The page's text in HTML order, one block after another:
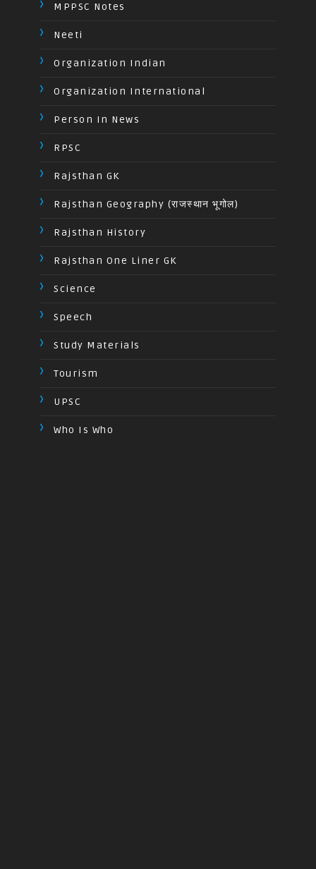
MPPSC Notes
Neeti
Organization Indian
Organization International
Person In News
RPSC
Rajsthan GK
Rajsthan Geography (राजस्थान भूगोल)
Rajsthan History
Rajsthan One Liner GK
Science
Speech
Study Materials
Tourism
UPSC
Who Is Who